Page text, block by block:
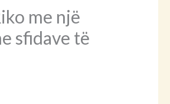
me një
sfidave të